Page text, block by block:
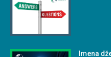
Imena